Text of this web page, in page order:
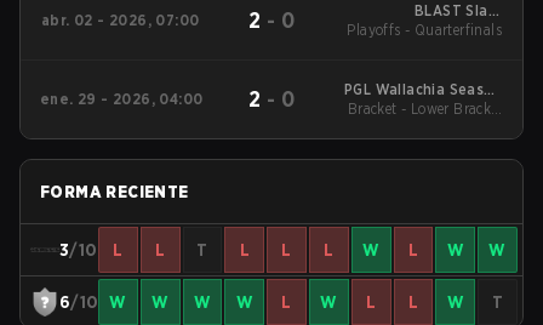
abr. 02 - 2026, 07:00 2 - 0
BLAST Slam
Southeast Asia
Playoffs - Quarterfinals
ene. 29 - 2026, 04:00 2 - 0
PGL Wallachia Season
7 Regional Asia
Bracket - Lower Bracket
FORMA RECIENTE
3/10 L L T L L L W L W W
6/10 W W W W L W L L W T